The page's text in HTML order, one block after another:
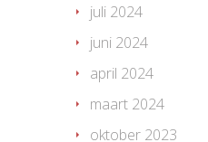
juli 2024
juni 2024
april 2024
maart 2024
oktober 2023